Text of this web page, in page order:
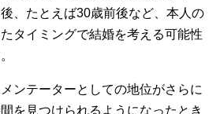
、たとえば30歳前後など、本人の
タイミングで結婚を考える可能性
ンテーターとしての地位がさらに
を見つけられるようになったとき